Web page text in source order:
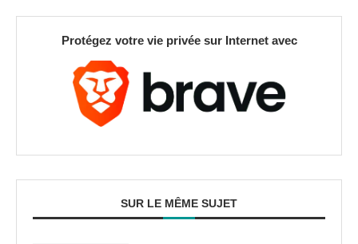
Protégez votre vie privée sur Internet avec
SUR LE MÊME SUJET